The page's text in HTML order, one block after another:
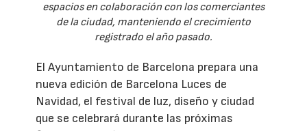
espacios en colaboración con los comerciantes
de la ciudad, manteniendo el crecimiento
registrado el año pasado.
El Ayuntamiento de Barcelona prepara una
nueva edición de Barcelona Luces de
Navidad, el festival de luz, diseño y ciudad
que se celebrará durante las próximas